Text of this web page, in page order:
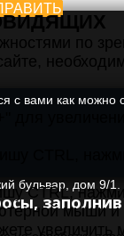
с вами как можно
бульвар, дом 9/
по
CTRL,
мыши
увеличить